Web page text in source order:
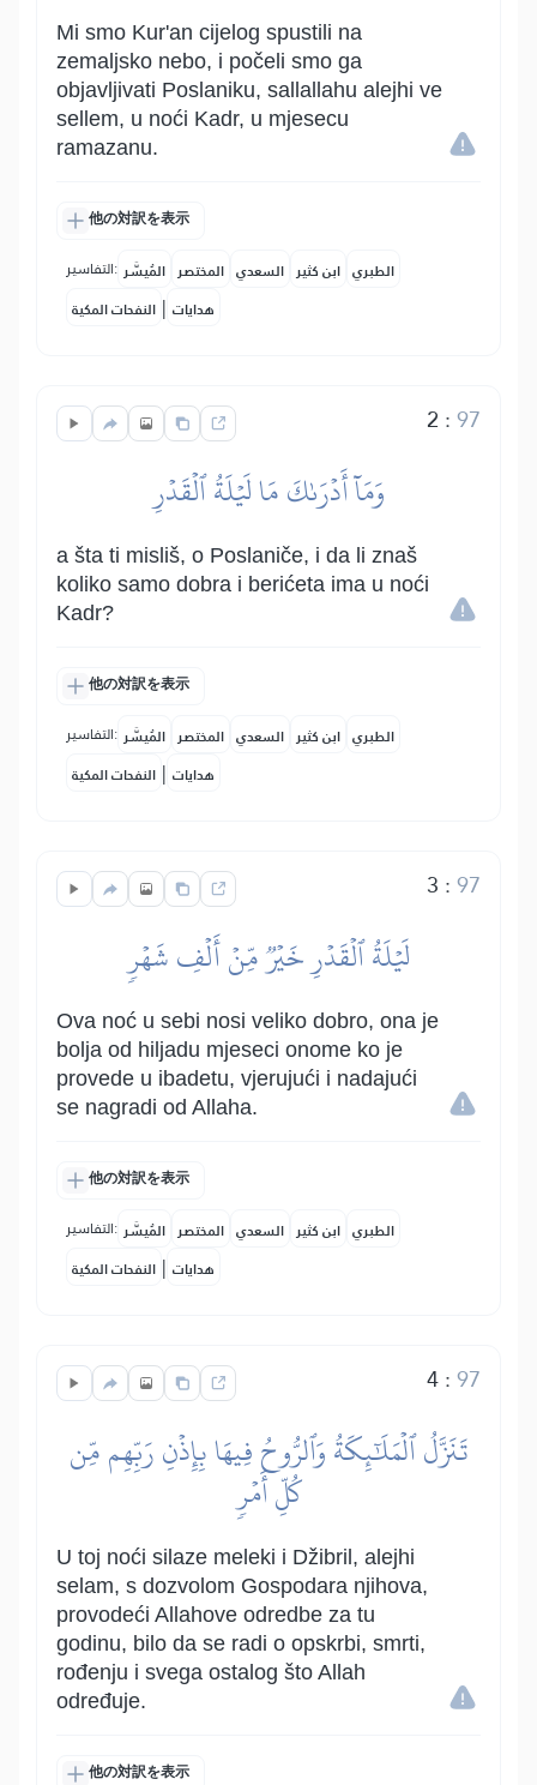
Mi smo Kur'an cijelog spustili na
zemaljsko nebo, i počeli smo ga
objavljivati Poslaniku, sallallahu alejhi ve
sellem, u noći Kadr, u mjesecu
ramazanu.
他の対訳を表示
التفاسير: المُيسَّر المختصر السعدي ابن كثير الطبري
النفحات المكية | هدايات
2 :97
وَمَآ أَدۡرَىٰكَ مَا لَيۡلَةُ ٱلۡقَدۡرِ
a šta ti misliš, o Poslaniče, i da li znaš
koliko samo dobra i berićeta ima u noći
Kadr?
他の対訳を表示
التفاسير: المُيسَّر المختصر السعدي ابن كثير الطبري
النفحات المكية | هدايات
3 :97
لَيۡلَةُ ٱلۡقَدۡرِ خَيۡرٞ مِّنۡ أَلۡفِ شَهۡرٖ
Ova noć u sebi nosi veliko dobro, ona je
bolja od hiljadu mjeseci onome ko je
provede u ibadetu, vjerujući i nadajući
se nagradi od Allaha.
他の対訳を表示
التفاسير: المُيسَّر المختصر السعدي ابن كثير الطبري
النفحات المكية | هدايات
4:97
تَنَزَّلُ ٱلۡمَلَٰٓئِكَةُ وَٱلرُّوحُ فِيهَا بِإِذۡنِ رَبِّهِم مِّن
كُلِّ أَمۡرٖ
U toj noći silaze meleki i Džibril, alejhi
selam, s dozvolom Gospodara njihova,
provodeći Allahove odredbe za tu
godinu, bilo da se radi o opskrbi, smrti,
rođenju i svega ostalog što Allah
određuje.
他の対訳を表示